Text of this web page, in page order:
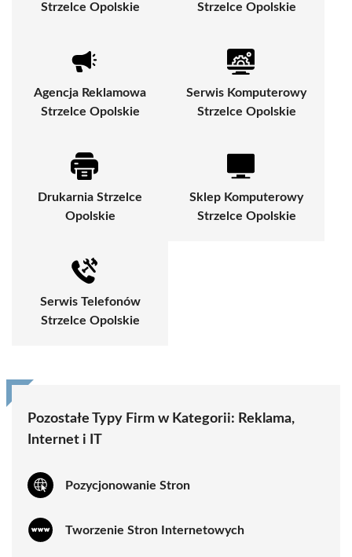
Strzelce Opolskie
Strzelce Opolskie
Agencja Reklamowa
Strzelce Opolskie
Serwis Komputerowy
Strzelce Opolskie
Drukarnia Strzelce
Opolskie
Sklep Komputerowy
Strzelce Opolskie
Serwis Telefonów
Strzelce Opolskie
Pozostałe Typy Firm w Kategorii: Reklama,
Internet i IT
Pozycjonowanie Stron
Tworzenie Stron Internetowych